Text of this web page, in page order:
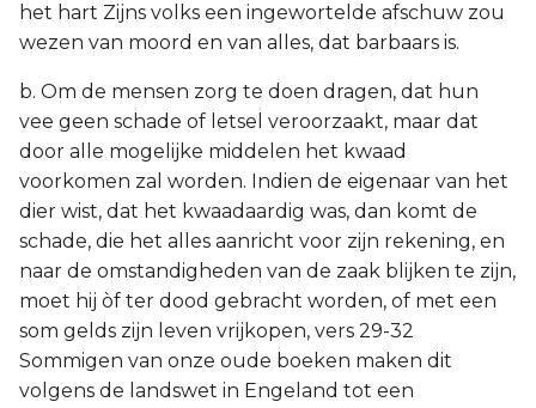
het hart Zijns volks een ingewortelde afschuw zou
wezen van moord en van alles, dat barbaars is.
b. Om de mensen zorg te doen dragen, dat hun
vee geen schade of letsel veroorzaakt, maar dat
door alle mogelijke middelen het kwaad
voorkomen zal worden. Indien de eigenaar van het
dier wist, dat het kwaadaardig was, dan komt de
schade, die het alles aanricht voor zijn rekening, en
naar de omstandigheden van de zaak blijken te zijn,
moet hij òf ter dood gebracht worden, of met een
som gelds zijn leven vrijkopen, vers 29-32
Sommigen van onze oude boeken maken dit
volgens de landswet in Engeland tot een